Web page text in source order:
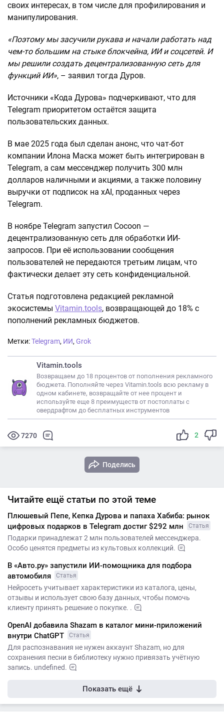
своих интересах, в том числе для профилирования и
манипулирования.
«Поэтому мы засучили рукава и начали работать над
чем-то большим на стыке блокчейна, ИИ и соцсетей. И
мы решили создать децентрализованную сеть для
функций ИИ», – заявил тогда Дуров.
Источники «Кода Дурова» подчеркивают, что для
Telegram приоритетом остаётся защита
пользовательских данных.
В мае 2025 года был сделан анонс, что чат-бот
компании Илона Маска может быть интегрирован в
Telegram, а сам мессенджер получить 300 млн
долларов наличными и акциями, а также половину
выручки от подписок на xAI, проданных через
Telegram.
В ноябре Telegram запустил Cocoon —
децентрализованную сеть для обработки ИИ-
запросов. При её использовании сообщения
пользователей не передаются третьим лицам, что
фактически делает эту сеть конфиденциальной.
Статья подготовлена редакцией рекламной
экосистемы Vitamin.tools, возвращающей до 18% с
пополнений рекламных бюджетов.
Метки:Telegram, ИИ, Grok
Vitamin.tools
Возвращаем до 18 процентов от пополнения рекламного
бюджета. Пополняйте через Vitamin.tools всю рекламу в
одном кабинете, возвращайте от нее процент и
используйте еще 8 преимуществ от постоплаты с
овердрафтом до бесплатных инструментов
7270 2
Поделись
Читайте ещё статьи по этой теме
Плюшевый Пепе, Кепка Дурова и папаха Хабиба: рынок
цифровых подарков в Telegram достиг $292 млн
Статья
Подарки принадлежат 2 млн пользователей мессенджера.
Особо ценятся предметы из культовых коллекций.
В «Авто.ру» запустили ИИ-помощника для подбора
автомобиля
Статья
Нейросеть учитывает характеристики из каталога, цены,
отзывы и использует свою базу данных, чтобы помочь
клиенту принять решение о покупке. .
OpenAI добавила Shazam в каталог мини-приложений
внутри ChatGPT
Статья
Для распознавания не нужен аккаунт Shazam, но для
сохранения песни в библиотеку нужно привязать учётную
запись. undefined.
Показать ещё